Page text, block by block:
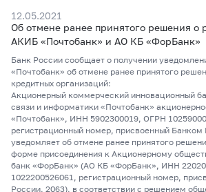
12.05.2021
Об отмене ранее принятого решения о
АКИБ «Почтобанк» и АО КБ «ФорБанк»
Банк России сообщает о получении
«Почтобанк» об отмене ранее принятого
кредитных организаций:
Акционерный коммерческий инновационный
связи и информатики «Почтобанк»
«Почтобанк», ИНН 5902300019, ОГРН
регистрационный номер, присвоенный Банком
уведомляет об отмене ранее принятого
форме присоединения к Акционерному
банк «ФорБанк» (АО КБ «ФорБанк», ИНН
1022200526061, регистрационный номер,
России, 2063), в соответствии с решением